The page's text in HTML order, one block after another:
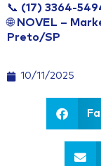
📞 (17) 3364-
🌐 NOVEL –
Preto/SP
10/11/2025